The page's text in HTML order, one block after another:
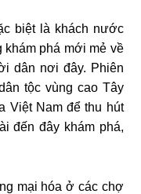
biệt là khách nước
khám phá mới mẻ về
dân nơi đây. Phiên
tộc vùng cao Tây
Việt Nam để thu hút
đến đây khám phá,
mại hóa ở các chợ